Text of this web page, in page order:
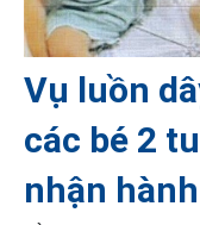
Vụ luồn
các bé 2
nhận